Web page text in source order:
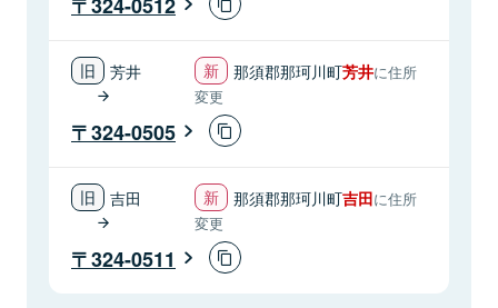
芳井 那須郡那珂川町芳井に住所
変更
324-0505
吉田 那須郡那珂川町吉田に住所
変更
324-0511